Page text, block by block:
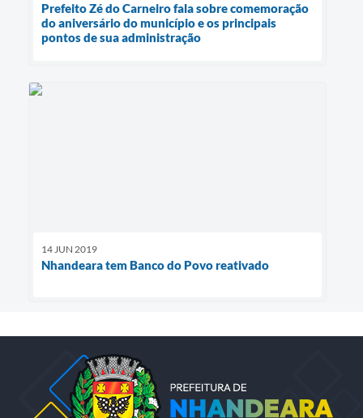
Prefeito Zé do Carneiro fala sobre comemoração
do aniversário do município e os principais
pontos de sua administração
14 JUN 2019
Nhandeara tem Banco do Povo reativado